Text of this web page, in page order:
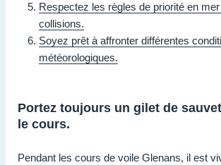
Respectez les règles de priorité en
collisions.
Soyez prêt à affronter différentes
météorologiques.
Portez toujours un gilet de
le cours.
Pendant les cours de voile Glenans, il est